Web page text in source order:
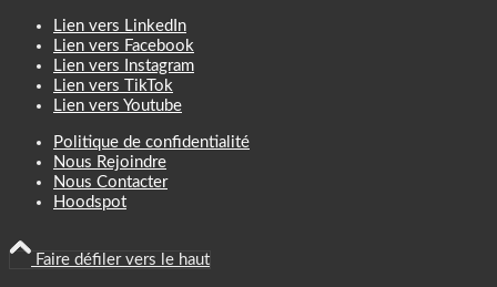
Lien vers LinkedIn
Lien vers Facebook
Lien vers Instagram
Lien vers TikTok
Lien vers Youtube
Politique de confidentialité
Nous Rejoindre
Nous Contacter
Hoodspot
Faire défiler vers le haut